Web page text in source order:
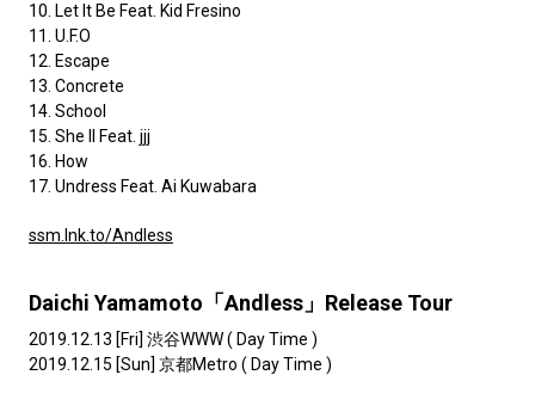
10. Let It Be Feat. Kid Fresino
11. U.F.O
12. Escape
13. Concrete
14. School
15. She II Feat. jjj
16. How
17. Undress Feat. Ai Kuwabara
ssm.lnk.to/Andless
Daichi Yamamoto「Andless」Release Tour
2019.12.13 [Fri] 渋谷WWW ( Day Time )
2019.12.15 [Sun] 京都Metro ( Day Time )